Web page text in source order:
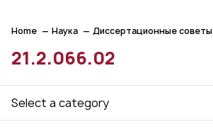
Home Наука Диссертационные советы
21.2.066.02
Select a category